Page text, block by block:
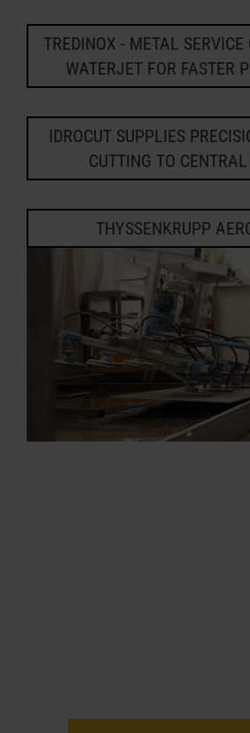
TREDINOX - METAL SERVICE
WATERJET FOR FASTER
IDROCUT SUPPLIES
CUTTING TO
THYSSENKRUPP